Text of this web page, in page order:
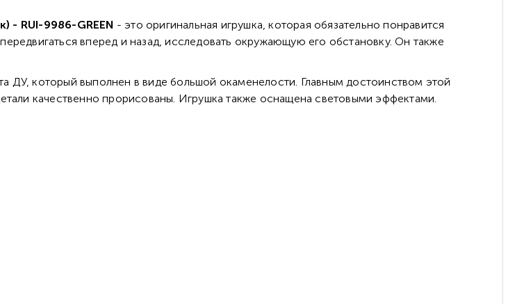
- RUI-9986-GREEN - это оригинальная игрушка, которая обязательно понравится
вперед и назад, исследовать окружающую его обстановку. Он также
ДУ, который выполнен в виде большой окаменелости. Главным достоинством этой
качественно прорисованы. Игрушка также оснащена световыми эффектами.